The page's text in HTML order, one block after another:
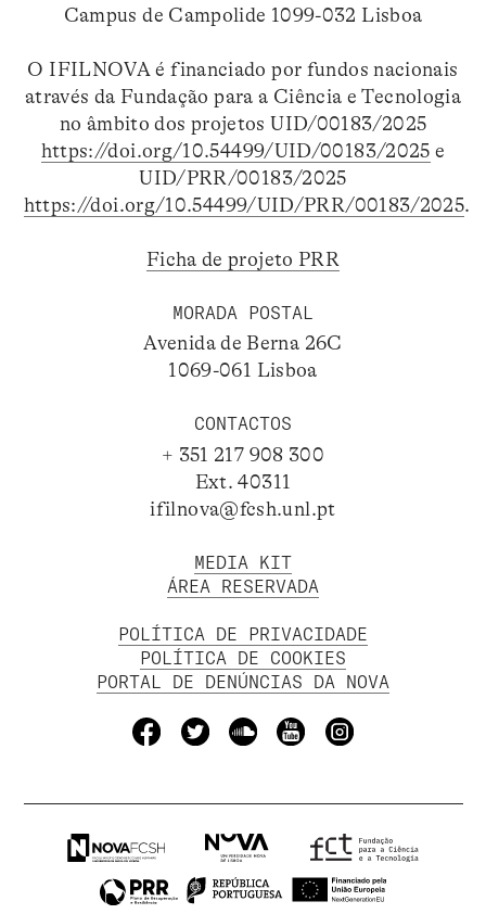
Campus de Campolide 1099-032 Lisboa
O IFILNOVA é financiado por fundos nacionais
através da Fundação para a Ciência e Tecnologia
no âmbito dos projetos UID/00183/2025
https://doi.org/10.54499/UID/00183/2025 e
UID/PRR/00183/2025
https://doi.org/10.54499/UID/PRR/00183/2025.
Ficha de projeto PRR
MORADA POSTAL
Avenida de Berna 26C
1069-061 Lisboa
CONTACTOS
+ 351 217 908 300
Ext. 40311
ifilnova@fcsh.unl.pt
MEDIA KIT
ÁREA RESERVADA
POLÍTICA DE PRIVACIDADE
POLÍTICA DE COOKIES
PORTAL DE DENÚNCIAS DA NOVA